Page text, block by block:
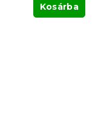
Kosárba